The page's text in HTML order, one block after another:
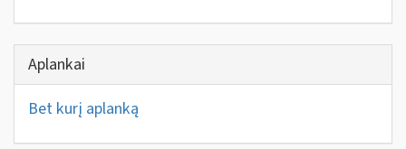
Aplankai
Bet kurį aplanką